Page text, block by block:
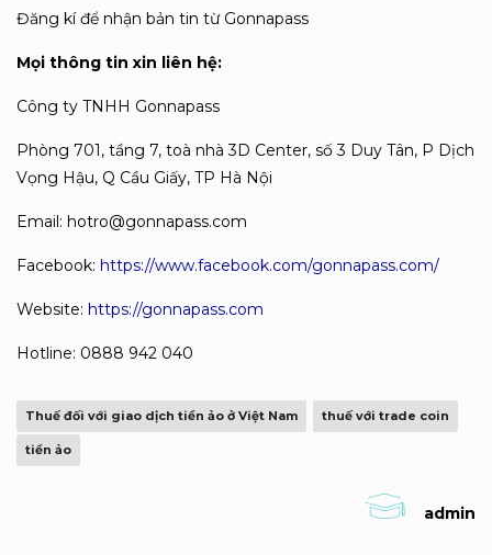
Đăng kí để nhận bản tin từ Gonnapass
Mọi thông tin xin liên hệ:
Công ty TNHH Gonnapass
Phòng 701, tầng 7, toà nhà 3D Center, số 3 Duy Tân, P Dịch
Vọng Hậu, Q Cầu Giấy, TP Hà Nội
Email: hotro@gonnapass.com
Facebook: https://www.facebook.com/gonnapass.com/
Website: https://gonnapass.com
Hotline: 0888 942 040
Thuế đối với giao dịch tiền ảo ở Việt Nam thuế với trade coin
tiền ảo
admin